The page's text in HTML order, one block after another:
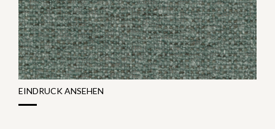
EINDRUCK ANSEHEN